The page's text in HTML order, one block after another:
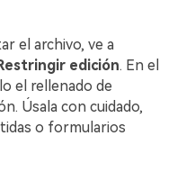
el archivo, ve a
edición. En el
el rellenado de
Úsala con cuidado,
o formularios